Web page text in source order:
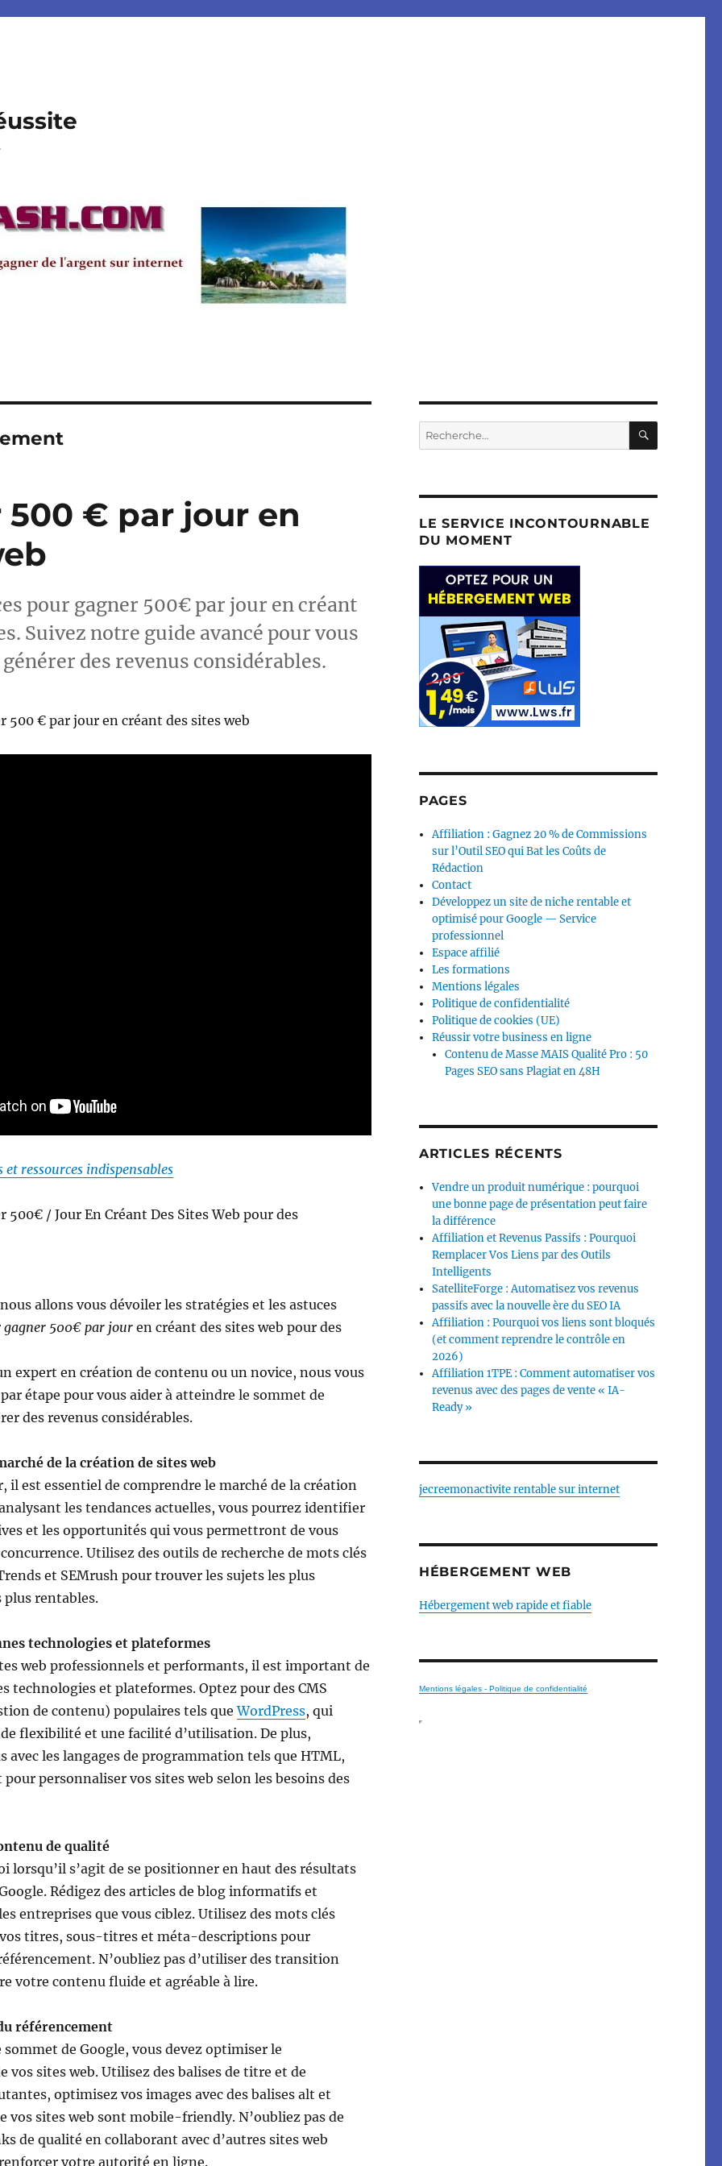
€ par jour en
pour gagner 500€ par jour en créant
Suivez notre guide avancé pour vous
des revenus considérables.
500 € par jour en créant des sites web
et ressources indispensables
500€ / Jour En Créant Des Sites Web pour des
allons vous dévoiler les stratégies et les astuces
gagner 500€ par jouren créant des sites web pour des
expert en création de contenu ou un novice, nous vous
étape pour vous aider à atteindre le sommet de
des revenus considérables.
de la création de sites web
il est essentiel de comprendre le marché de la création
les tendances actuelles, vous pourrez identifier
et les opportunités qui vous permettront de vous
Utilisez des outils de recherche de mots clés
et SEMrush pour trouver les sujets les plus
plus rentables.
technologies et plateformes
web professionnels et performants, il est important de
technologies et plateformes. Optez pour des CMS
de contenu) populaires tels queWordPress, qui
flexibilité et une facilité d’utilisation. De plus,
avec les langages de programmation tels que HTML,
pour personnaliser vos sites web selon les besoins des
de qualité
lorsqu’il s’agit de se positionner en haut des résultats
Rédigez des articles de blog informatifs et
entreprises que vous ciblez. Utilisez des mots clés
titres, sous-titres et méta-descriptions pour
N’oubliez pas d’utiliser des transition
votre contenu fluide et agréable à lire.
référencement
de Google, vous devez optimiser le
vos sites web. Utilisez des balises de titre et de
optimisez vos images avec des balises alt et
vos sites web sont mobile-friendly. N’oubliez pas de
de qualité en collaborant avec d’autres sites web
votre autorité en ligne.
Recherche
pour :
LE SERVICE INCONTOURNABLE
DU MOMENT
PAGES
Affiliation : Gagnez 20 % de Commissions
sur l’Outil SEO qui Bat les Coûts de
Rédaction
Contact
Développez un site de niche rentable et
optimisé pour Google — Service
professionnel
Espace affilié
Les formations
Mentions légales
Politique de confidentialité
Politique de cookies (UE)
Réussir votre business en ligne
Contenu de Masse MAIS Qualité Pro : 50
Pages SEO sans Plagiat en 48H
ARTICLES RÉCENTS
Vendre un produit numérique : pourquoi
une bonne page de présentation peut faire
la différence
Affiliation et Revenus Passifs : Pourquoi
Remplacer Vos Liens par des Outils
Intelligents
SatelliteForge : Automatisez vos revenus
passifs avec la nouvelle ère du SEO IA
Affiliation : Pourquoi vos liens sont bloqués
(et comment reprendre le contrôle en
2026)
Affiliation 1TPE : Comment automatiser vos
revenus avec des pages de vente « IA-
Ready »
jecreemonactivite rentable sur internet
HÉBERGEMENT WEB
Hébergement web rapide et fiable
Mentions légales - Politique de confidentialité